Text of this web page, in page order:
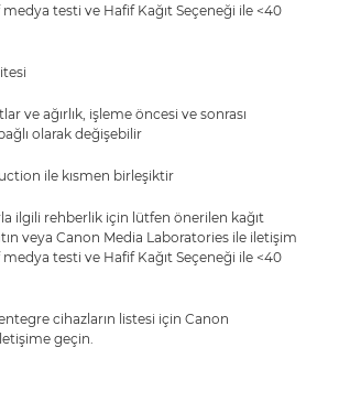
testi ve Hafif Kağıt Seçeneği ile <40
ve ağırlık, işleme öncesi ve sonrası
olarak değişebilir
ile kısmen birleşiktir
ilgili rehberlik için lütfen önerilen kağıt
veya Canon Media Laboratories ile iletişim
testi ve Hafif Kağıt Seçeneği ile <40
cihazların listesi için Canon
geçin.